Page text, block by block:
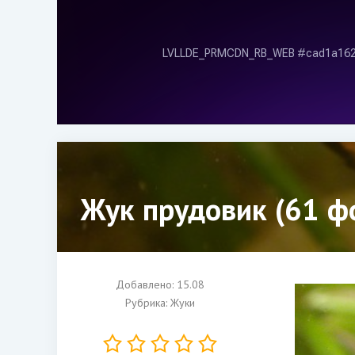
Жук прудовик (61
Добавлено: 15.08
Рубрика: Жуки